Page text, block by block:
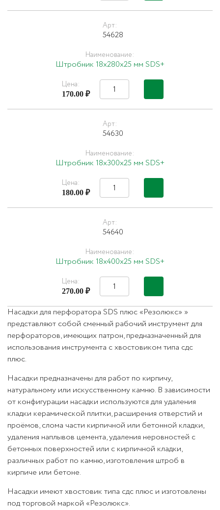
Арт:
54628
Наименование:
Штробник 18х280х25 мм SDS+
Цена:
170.00 ₽
Арт:
54630
Наименование:
Штробник 18х300х25 мм SDS+
Цена:
180.00 ₽
Арт:
54640
Наименование:
Штробник 18х400х25 мм SDS+
Цена:
270.00 ₽
Насадки для перфоратора SDS плюс «Резолюкс» »
представляют собой сменный рабочий инструмент для
перфораторов, имеющих патрон, предназначенный для
использования инструмента с хвостовиком типа сдс
плюс.
Насадки предназначены для работ по кирпичу,
натуральному или искусственному камню. В зависимости
от конфигурации насадки используются для удаления
кладки керамической плитки, расширения отверстий и
проёмов, слома части кирпичной или бетонной кладки,
удаления наплывов цемента, удаления неровностей с
бетонных поверхностей или с кирпичной кладки,
различных работ по камню, изготовления штроб в
кирпиче или бетоне.
Насадки имеют хвостовик типа сдс плюс и изготовлены
под торговой маркой «Резолюкс».